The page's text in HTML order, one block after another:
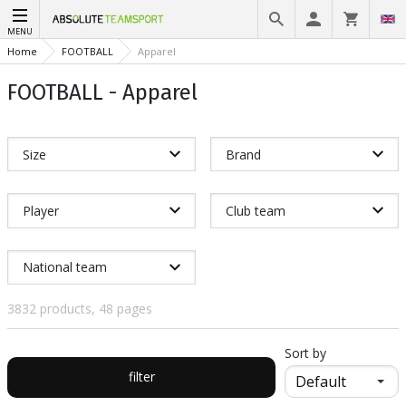
MENU
Home FOOTBALL Apparel
FOOTBALL - Apparel
Size Brand
Player Club team
National team
3832 products, 48 pages
filter
Sort by